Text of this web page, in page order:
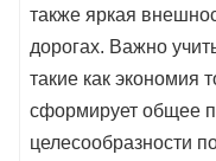
также яркая
дорогах. Важно
такие как экономия
сформирует общее
целесообразности